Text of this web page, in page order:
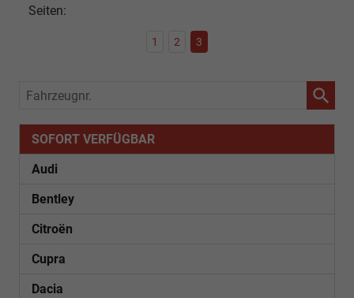
Seiten:
1 2 3
Fahrzeugnr.
SOFORT VERFÜGBAR
Audi
Bentley
Citroën
Cupra
Dacia